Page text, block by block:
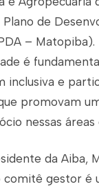
de
– Matopiba).
é
inclusiva e
promovam
nessas
da Aiba,
comitê gestor é